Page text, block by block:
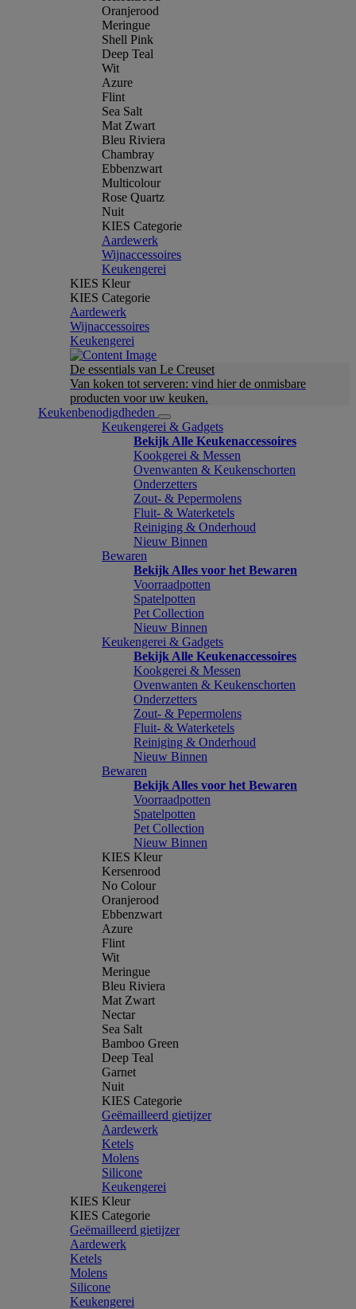
Oranjerood
Meringue
Shell Pink
Deep Teal
Wit
Azure
Flint
Sea Salt
Mat Zwart
Bleu Riviera
Chambray
Ebbenzwart
Multicolour
Rose Quartz
Nuit
KIES Categorie
Aardewerk
Wijnaccessoires
Keukengerei
KIES Kleur
KIES Categorie
Aardewerk
Wijnaccessoires
Keukengerei
De essentials van Le Creuset
Van koken tot serveren: vind hier de onmisbare
producten voor uw keuken.
Keukenbenodigdheden
Keukengerei & Gadgets
Bekijk Alle Keukenaccessoires
Kookgerei & Messen
Ovenwanten & Keukenschorten
Onderzetters
Zout- & Pepermolens
Fluit- & Waterketels
Reiniging & Onderhoud
Nieuw Binnen
Bewaren
Bekijk Alles voor het Bewaren
Voorraadpotten
Spatelpotten
Pet Collection
Nieuw Binnen
Keukengerei & Gadgets
Bekijk Alle Keukenaccessoires
Kookgerei & Messen
Ovenwanten & Keukenschorten
Onderzetters
Zout- & Pepermolens
Fluit- & Waterketels
Reiniging & Onderhoud
Nieuw Binnen
Bewaren
Bekijk Alles voor het Bewaren
Voorraadpotten
Spatelpotten
Pet Collection
Nieuw Binnen
KIES Kleur
Kersenrood
No Colour
Oranjerood
Ebbenzwart
Azure
Flint
Wit
Meringue
Bleu Riviera
Mat Zwart
Nectar
Sea Salt
Bamboo Green
Deep Teal
Garnet
Nuit
KIES Categorie
Geëmailleerd gietijzer
Aardewerk
Ketels
Molens
Silicone
Keukengerei
KIES Kleur
KIES Categorie
Geëmailleerd gietijzer
Aardewerk
Ketels
Molens
Silicone
Keukengerei